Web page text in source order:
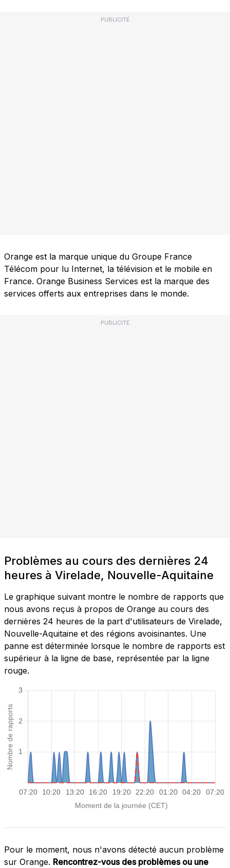
PUBLICITÉ
Orange est la marque unique du Groupe France
Télécom pour lu Internet, la télévision et le mobile en
France. Orange Business Services est la marque des
services offerts aux entreprises dans le monde.
PUBLICITÉ
Problèmes au cours des dernières 24
heures à Virelade, Nouvelle-Aquitaine
Le graphique suivant montre le nombre de rapports que
nous avons reçus à propos de Orange au cours des
dernières 24 heures de la part d'utilisateurs de Virelade,
Nouvelle-Aquitaine et des régions avoisinantes. Une
panne est déterminée lorsque le nombre de rapports est
supérieur à la ligne de base, représentée par la ligne
rouge.
Pour le moment, nous n'avons détecté aucun problème
sur Orange. Rencontrez-vous des problèmes ou une